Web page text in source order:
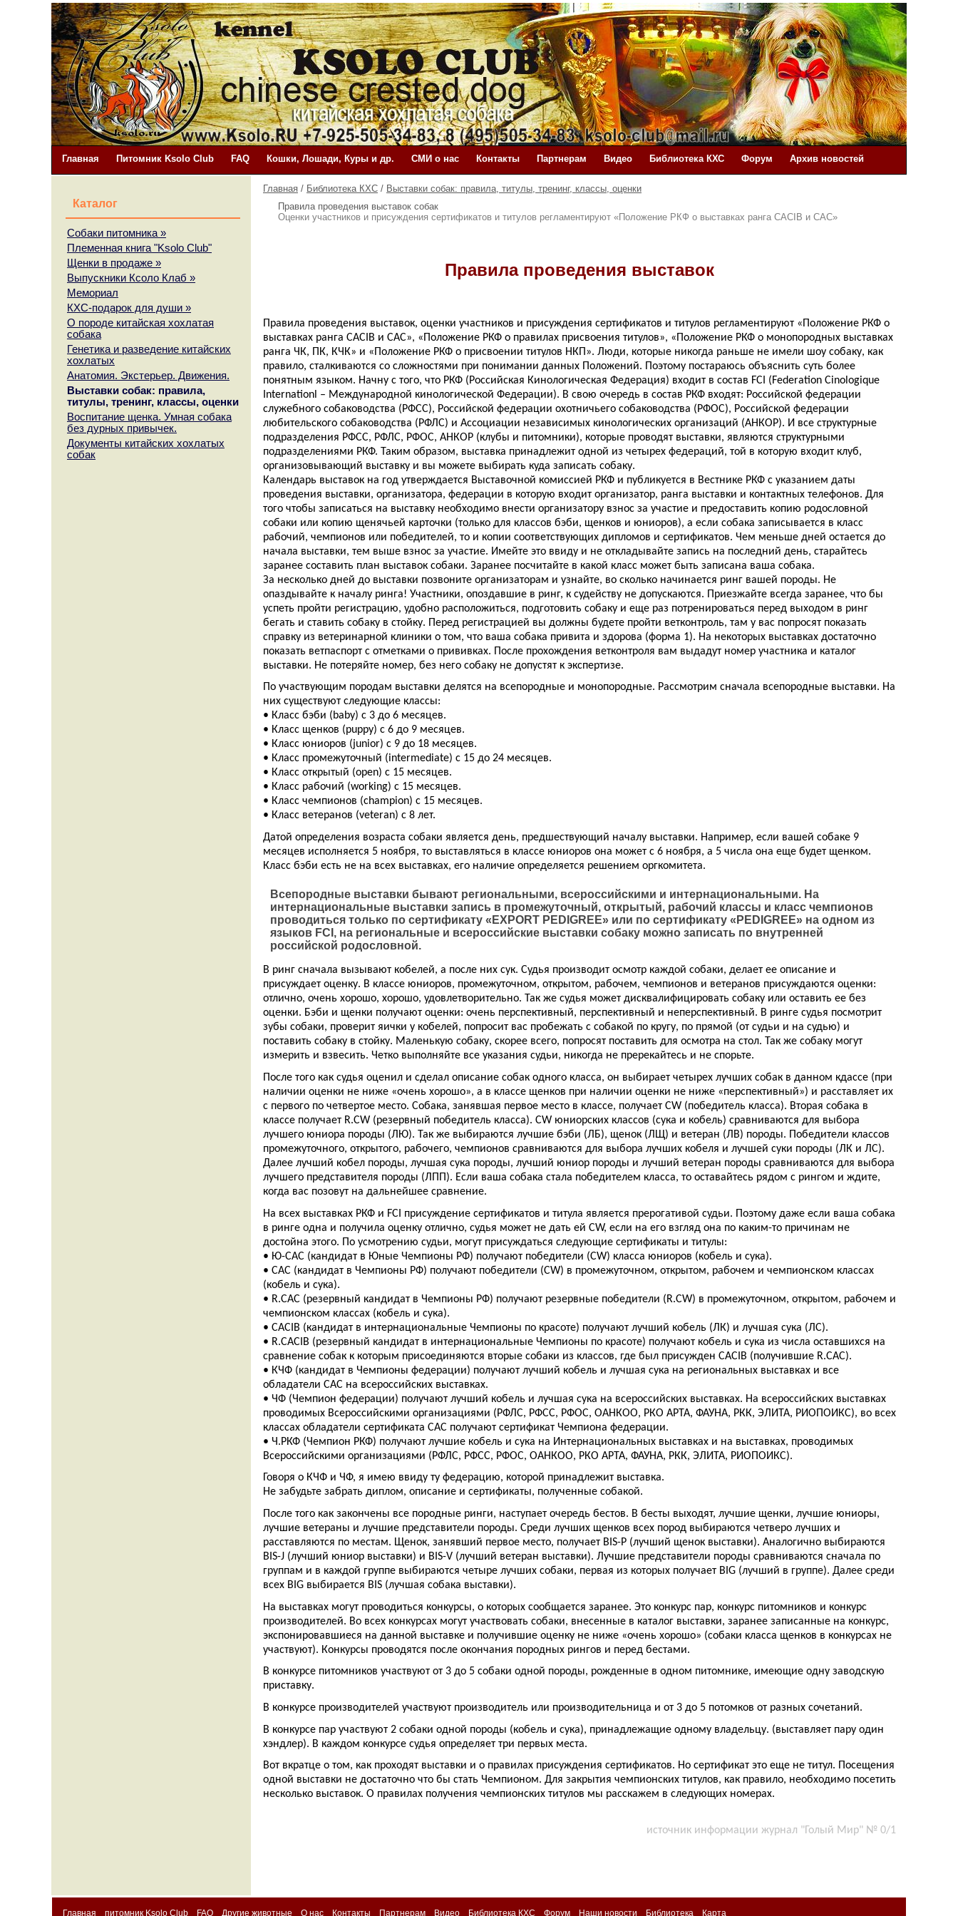
Главная Питомник Ksolo Club FAQ Кошки, Лошади, Куры и др. СМИ о нас Контакты Партнерам Видео Библиотека КХС Форум Архив новостей
Каталог
Собаки питомника »
Племенная книга "Ksolo Club"
Щенки в продаже »
Выпускники Ксоло Клаб »
Мемориал
КХС-подарок для души »
О породе китайская хохлатая
собака
Генетика и разведение китайских
хохлатых
Анатомия. Экстерьер. Движения.
Выставки собак: правила,
титулы, тренинг, классы, оценки
Воспитание щенка. Умная собака
без дурных привычек.
Документы китайских хохлатых
собак
Главная / Библиотека КХС / Выставки собак: правила, титулы, тренинг, классы, оценки
Правила проведения выставок собак
Оценки участников и присуждения сертификатов и титулов регламентируют «Положение РКФ о выставках ранга CACIB и CAC»
Правила проведения выставок
Правила проведения выставок, оценки участников и присуждения сертификатов и титулов регламентируют «Положение РКФ о
выставках ранга CACIB и CAC», «Положение РКФ о правилах присвоения титулов», «Положение РКФ о монопородных выставках
ранга ЧК, ПК, КЧК» и «Положение РКФ о присвоении титулов НКП». Люди, которые никогда раньше не имели шоу собаку, как
правило, сталкиваются со сложностями при понимании данных Положений. Поэтому постараюсь объяснить суть более
понятным языком. Начну с того, что РКФ (Российская Кинологическая Федерация) входит в состав FCI (Federation Cinologique
Internationl – Международной кинологической Федерации). В свою очередь в состав РКФ входят: Российской федерации
служебного собаководства (РФСС), Российской федерации охотничьего собаководства (РФОС), Российской федерации
любительского собаководства (РФЛС) и Ассоциации независимых кинологических организаций (АНКОР). И все структурные
подразделения РФСС, РФЛС, РФОС, АНКОР (клубы и питомники), которые проводят выставки, являются структурными
подразделениями РКФ. Таким образом, выставка принадлежит одной из четырех федераций, той в которую входит клуб,
организовывающий выставку и вы можете выбирать куда записать собаку.
Календарь выставок на год утверждается Выставочной комиссией РКФ и публикуется в Вестнике РКФ с указанием даты
проведения выставки, организатора, федерации в которую входит организатор, ранга выставки и контактных телефонов. Для
того чтобы записаться на выставку необходимо внести организатору взнос за участие и предоставить копию родословной
собаки или копию щенячьей карточки (только для классов бэби, щенков и юниоров), а если собака записывается в класс
рабочий, чемпионов или победителей, то и копии соответствующих дипломов и сертификатов. Чем меньше дней остается до
начала выставки, тем выше взнос за участие. Имейте это ввиду и не откладывайте запись на последний день, старайтесь
заранее составить план выставок собаки. Заранее посчитайте в какой класс может быть записана ваша собака.
За несколько дней до выставки позвоните организаторам и узнайте, во сколько начинается ринг вашей породы. Не
опаздывайте к началу ринга! Участники, опоздавшие в ринг, к судейству не допускаются. Приезжайте всегда заранее, что бы
успеть пройти регистрацию, удобно расположиться, подготовить собаку и еще раз потренироваться перед выходом в ринг
бегать и ставить собаку в стойку. Перед регистрацией вы должны будете пройти ветконтроль, там у вас попросят показать
справку из ветеринарной клиники о том, что ваша собака привита и здорова (форма 1). На некоторых выставках достаточно
показать ветпаспорт с отметками о прививках. После прохождения ветконтроля вам выдадут номер участника и каталог
выставки. Не потеряйте номер, без него собаку не допустят к экспертизе.
По участвующим породам выставки делятся на всепородные и монопородные. Рассмотрим сначала всепородные выставки. На
них существуют следующие классы:
• Класс бэби (baby) с 3 до 6 месяцев.
• Класс щенков (puppy) с 6 до 9 месяцев.
• Класс юниоров (junior) с 9 до 18 месяцев.
• Класс промежуточный (intermediate) с 15 до 24 месяцев.
• Класс открытый (open) c 15 месяцев.
• Класс рабочий (working) с 15 месяцев.
• Класс чемпионов (champion) с 15 месяцев.
• Класс ветеранов (veteran) с 8 лет.
Датой определения возраста собаки является день, предшествующий началу выставки. Например, если вашей собаке 9
месяцев исполняется 5 ноября, то выставляться в классе юниоров она может с 6 ноября, а 5 числа она еще будет щенком.
Класс бэби есть не на всех выставках, его наличие определяется решением оргкомитета.
Всепородные выставки бывают региональными, всероссийскими и интернациональными. На
интернациональные выставки запись в промежуточный, открытый, рабочий классы и класс чемпионов
проводиться только по сертификату «EXPORT PEDIGREE» или по сертификату «PEDIGREE» на одном из
языков FCI, на региональные и всероссийские выставки собаку можно записать по внутренней
российской родословной.
В ринг сначала вызывают кобелей, а после них сук. Судья производит осмотр каждой собаки, делает ее описание и
присуждает оценку. В классе юниоров, промежуточном, открытом, рабочем, чемпионов и ветеранов присуждаются оценки:
отлично, очень хорошо, хорошо, удовлетворительно. Так же судья может дисквалифицировать собаку или оставить ее без
оценки. Бэби и щенки получают оценки: очень перспективный, перспективный и неперспективный. В ринге судья посмотрит
зубы собаки, проверит яички у кобелей, попросит вас пробежать с собакой по кругу, по прямой (от судьи и на судью) и
поставить собаку в стойку. Маленькую собаку, скорее всего, попросят поставить для осмотра на стол. Так же собаку могут
измерить и взвесить. Четко выполняйте все указания судьи, никогда не пререкайтесь и не спорьте.
После того как судья оценил и сделал описание собак одного класса, он выбирает четырех лучших собак в данном кдассе (при
наличии оценки не ниже «очень хорошо», а в классе щенков при наличии оценки не ниже «перспективный») и расставляет их
с первого по четвертое место. Собака, занявшая первое место в классе, получает CW (победитель класса). Вторая собака в
классе получает R.CW (резервный победитель класса). CW юниорских классов (сука и кобель) сравниваются для выбора
лучшего юниора породы (ЛЮ). Так же выбираются лучшие бэби (ЛБ), щенок (ЛЩ) и ветеран (ЛВ) породы. Победители классов
промежуточного, открытого, рабочего, чемпионов сравниваются для выбора лучших кобеля и лучшей суки породы (ЛК и ЛС).
Далее лучший кобел породы, лучшая сука породы, лучший юниор породы и лучший ветеран породы сравниваются для выбора
лучшего представителя породы (ЛПП). Если ваша собака стала победителем класса, то оставайтесь рядом с рингом и ждите,
когда вас позовут на дальнейшее сравнение.
На всех выставках РКФ и FCI присуждение сертификатов и титула является прерогативой судьи. Поэтому даже если ваша собака
в ринге одна и получила оценку отлично, судья может не дать ей CW, если на его взгляд она по каким-то причинам не
достойна этого. По усмотрению судьи, могут присуждаться следующие сертификаты и титулы:
• Ю-САС (кандидат в Юные Чемпионы РФ) получают победители (CW) класса юниоров (кобель и сука).
• САС (кандидат в Чемпионы РФ) получают победители (CW) в промежуточном, открытом, рабочем и чемпионском классах
(кобель и сука).
• R.CAC (резервный кандидат в Чемпионы РФ) получают резервные победители (R.CW) в промежуточном, открытом, рабочем и
чемпионском классах (кобель и сука).
• CACIB (кандидат в интернациональные Чемпионы по красоте) получают лучший кобель (ЛК) и лучшая сука (ЛС).
• R.CACIB (резервный кандидат в интернациональные Чемпионы по красоте) получают кобель и сука из числа оставшихся на
сравнение собак к которым присоединяются вторые собаки из классов, где был присужден CACIB (получившие R.CAC).
• КЧФ (кандидат в Чемпионы федерации) получают лучший кобель и лучшая сука на региональных выставках и все
обладатели САС на всероссийских выставках.
• ЧФ (Чемпион федерации) получают лучший кобель и лучшая сука на всероссийских выставках. На всероссийских выставках
проводимых Всероссийскими организациями (РФЛС, РФСС, РФОС, ОАНКОО, РКО АРТА, ФАУНА, РКК, ЭЛИТА, РИОПОИКС), во всех
классах обладатели сертификата САС получают сертификат Чемпиона федерации.
• Ч.РКФ (Чемпион РКФ) получают лучшие кобель и сука на Интернациональных выставках и на выставках, проводимых
Всероссийскими организациями (РФЛС, РФСС, РФОС, ОАНКОО, РКО АРТА, ФАУНА, РКК, ЭЛИТА, РИОПОИКС).
Говоря о КЧФ и ЧФ, я имею ввиду ту федерацию, которой принадлежит выставка.
Не забудьте забрать диплом, описание и сертификаты, полученные собакой.
После того как закончены все породные ринги, наступает очередь бестов. В бесты выходят, лучшие щенки, лучшие юниоры,
лучшие ветераны и лучшие представители породы. Среди лучших щенков всех пород выбираются четверо лучших и
расставляются по местам. Щенок, занявший первое место, получает BIS-P (лучший щенок выставки). Аналогично выбираются
BIS-J (лучший юниор выставки) и BIS-V (лучший ветеран выставки). Лучшие представители породы сравниваются сначала по
группам и в каждой группе выбираются четыре лучших собаки, первая из которых получает BIG (лучший в группе). Далее среди
всех BIG выбирается BIS (лучшая собака выставки).
На выставках могут проводиться конкурсы, о которых сообщается заранее. Это конкурс пар, конкурс питомников и конкурс
производителей. Во всех конкурсах могут участвовать собаки, внесенные в каталог выставки, заранее записанные на конкурс,
экспонировавшиеся на данной выставке и получившие оценку не ниже «очень хорошо» (собаки класса щенков в конкурсах не
участвуют). Конкурсы проводятся после окончания породных рингов и перед бестами.
В конкурсе питомников участвуют от 3 до 5 собаки одной породы, рожденные в одном питомнике, имеющие одну заводскую
приставку.
В конкурсе производителей участвуют производитель или производительница и от 3 до 5 потомков от разных сочетаний.
В конкурсе пар участвуют 2 собаки одной породы (кобель и сука), принадлежащие одному владельцу. (выставляет пару один
хэндлер). В каждом конкурсе судья определяет три первых места.
Вот вкратце о том, как проходят выставки и о правилах присуждения сертификатов. Но сертификат это еще не титул. Посещения
одной выставки не достаточно что бы стать Чемпионом. Для закрытия чемпионских титулов, как правило, необходимо посетить
несколько выставок. О правилах получения чемпионских титулов мы расскажем в следующих номерах.
источник информации журнал "Голый Мир" № 0/1
Главная питомник Ksolo Club FAQ Другие животные О нас Контакты Партнерам Видео Библиотека КХС Форум Наши новости Библиотека Карта